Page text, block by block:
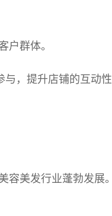
户群体。
，提升店铺的互动性
容美发行业蓬勃发展